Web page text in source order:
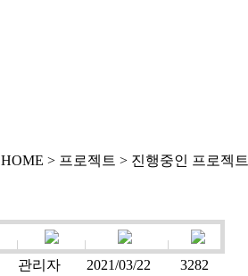
HOME > 프로젝트 > 진행중인 프로젝트
관리자 2021/03/22
3282